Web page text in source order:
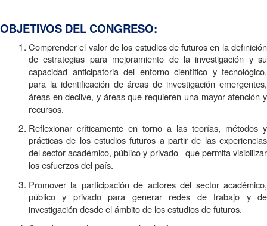
OBJETIVOS DEL CONGRESO:
Comprender el valor de los estudios de futuros en la definición
de estrategias para mejoramiento de la investigación y su
capacidad anticipatoria del entorno científico y tecnológico,
para la identificación de áreas de investigación emergentes,
áreas en declive, y áreas que requieren una mayor atención y
recursos.
Reflexionar críticamente en torno a las teorías, métodos y
prácticas de los estudios futuros a partir de las experiencias
del sector académico, público y privado que permita visibilizar
los esfuerzos del país.
Promover la participación de actores del sector académico,
público y privado para generar redes de trabajo y de
investigación desde el ámbito de los estudios de futuros.